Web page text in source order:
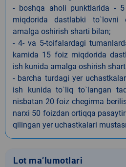
- boshqa aholi punktlarida -
miqdorida dastlabki
amalga oshirish sharti bilan;
- 4- va 5-toifalardagi
kamida 15 foiz miqdorida
ish kunida amalga oshirish
- barcha turdagi yer
ish kunida to`liq to`langan
nisbatan 20 foiz chegirma
narxi 50 foizdan ortiqqa
qilingan yer uchastkalari
Lot ma’lumotlari